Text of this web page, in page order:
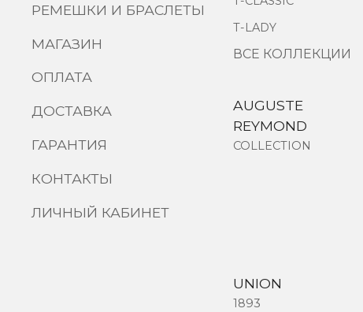
РЕМЕШКИ И БРАСЛЕТЫ
МАГАЗИН
ОПЛАТА
ДОСТАВКА
ГАРАНТИЯ
КОНТАКТЫ
ЛИЧНЫЙ КАБИНЕТ
T-LADY
ВСЕ КОЛЛЕКЦИИ
AUGUSTE
REYMOND
COLLECTION
UNION
1893